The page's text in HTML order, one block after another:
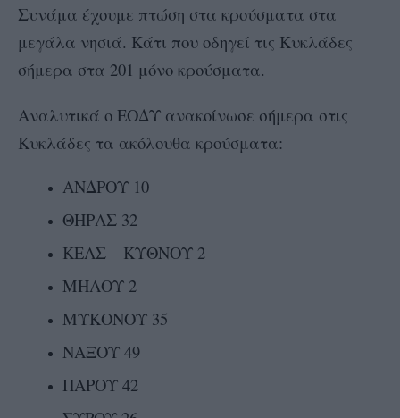
Συνάμα έχουμε πτώση στα κρούσματα στα
μεγάλα νησιά. Κάτι που οδηγεί τις Κυκλάδες
σήμερα στα 201 μόνο κρούσματα.
Αναλυτικά ο ΕΟΔΥ ανακοίνωσε σήμερα στις
Κυκλάδες τα ακόλουθα κρούσματα:
ΑΝΔΡΟΥ 10
ΘΗΡΑΣ 32
ΚΕΑΣ – ΚΥΘΝΟΥ 2
ΜΗΛΟΥ 2
ΜΥΚΟΝΟΥ 35
ΝΑΞΟΥ 49
ΠΑΡΟΥ 42